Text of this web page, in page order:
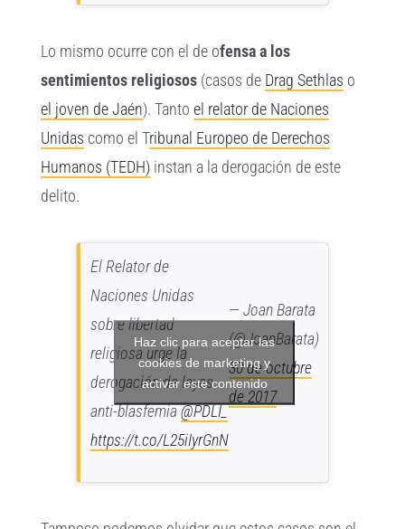
Lo mismo ocurre con el de ofensa a los
sentimientos religiosos (casos de Drag Sethlas o
el joven de Jaén). Tantoel relator de Naciones
Unidas como el Tribunal Europeo de Derechos
Humanos (TEDH) instan a la derogación de este
delito.
El Relator de
Naciones Unidas
sobre libertad
religiosa urge la
derogación de leyes
anti-blasfemia@PDLI_
https://t.co/L25iIyrGnN
— Joan Barata
(@JoanBarata)
30 de octubre
de 2017
Haz clic para aceptar las
cookies de marketing y
activar este contenido